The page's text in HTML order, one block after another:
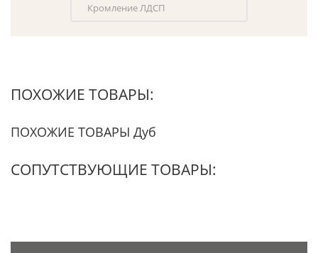
Кромление ЛДСП
ПОХОЖИЕ ТОВАРЫ:
ПОХОЖИЕ ТОВАРЫ Дуб
СОПУТСТВУЮЩИЕ ТОВАРЫ: